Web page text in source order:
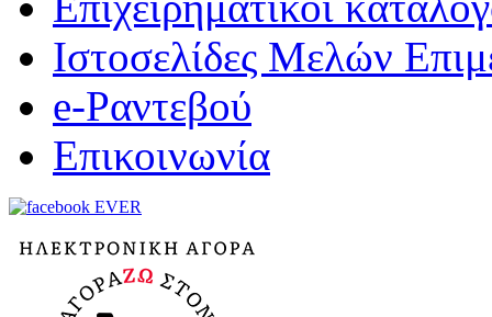
Ιστοσελίδες Μελών
e-Ραντεβού
Επικοινωνία